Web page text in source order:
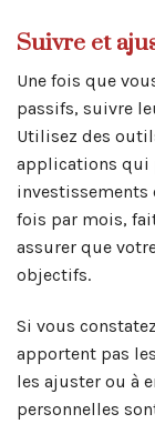
Suivre et
Une fois que
passifs, suivre
Utilisez des
applications qui
investissements
fois par mois,
assurer que
objectifs.
Si vous
apportent pas
les ajuster ou à
personnelles